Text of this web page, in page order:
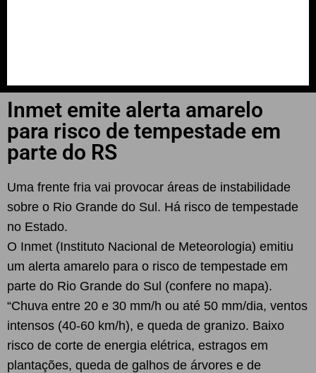
Inmet emite alerta amarelo
para risco de tempestade em
parte do RS
Uma frente fria vai provocar áreas de instabilidade
sobre o Rio Grande do Sul. Há risco de tempestade
no Estado.
O Inmet (Instituto Nacional de Meteorologia) emitiu
um alerta amarelo para o risco de tempestade em
parte do Rio Grande do Sul (confere no mapa).
“Chuva entre 20 e 30 mm/h ou até 50 mm/dia, ventos
intensos (40-60 km/h), e queda de granizo. Baixo
risco de corte de energia elétrica, estragos em
plantações, queda de galhos de árvores e de